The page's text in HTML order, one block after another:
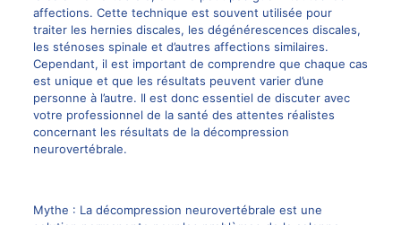
affections. Cette technique est souvent utilisée pour
traiter les hernies discales, les dégénérescences discales,
les sténoses spinale et d’autres affections similaires.
Cependant, il est important de comprendre que chaque cas
est unique et que les résultats peuvent varier d’une
personne à l’autre. Il est donc essentiel de discuter avec
votre professionnel de la santé des attentes réalistes
concernant les résultats de la décompression
neurovertébrale.
Mythe : La décompression neurovertébrale est une